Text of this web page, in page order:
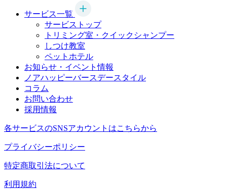
サービス一覧
サービストップ
トリミング室・クイックシャンプー
しつけ教室
ペットホテル
お知らせ・イベント情報
ノアハッピーバースデースタイル
コラム
お問い合わせ
採用情報
各サービスのSNSアカウントはこちらから
プライバシーポリシー
特定商取引法について
利用規約